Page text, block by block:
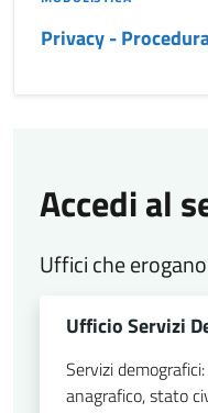
Privacy -
Accedi al
Uffici che
Ufficio Servizi
Servizi
anagrafico, stato